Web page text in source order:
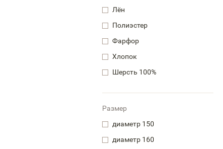
Лён
Полиэстер
Фарфор
Хлопок
Шерсть 100%
Размер
диаметр 150
диаметр 160